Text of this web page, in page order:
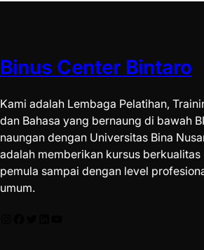
Binus Center Bintaro
Kami adalah Lembaga Pelatihan,
dan Bahasa yang bernaung di bawah
naungan dengan Universitas Bina
adalah memberikan kursus
pemula sampai dengan level
umum.